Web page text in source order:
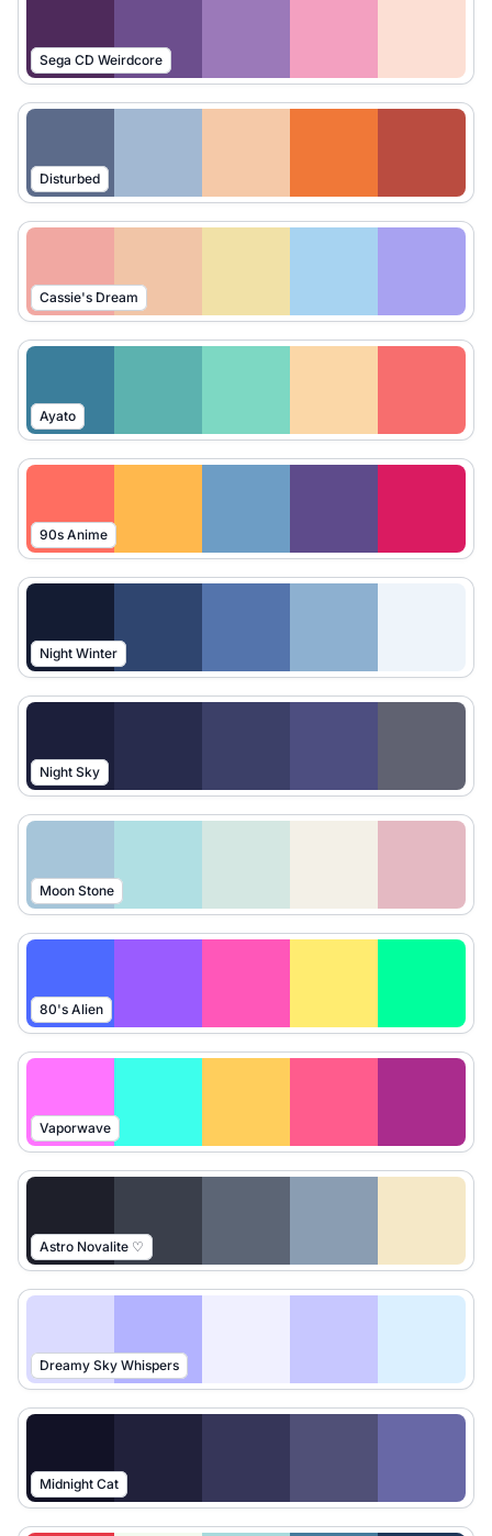
Sega CD Weirdcore
Disturbed
Cassie's Dream
Ayato
90s Anime
Night Winter
Night Sky
Moon Stone
80's Alien
Vaporwave
Astro Novalite ♡
Dreamy Sky Whispers
Midnight Cat